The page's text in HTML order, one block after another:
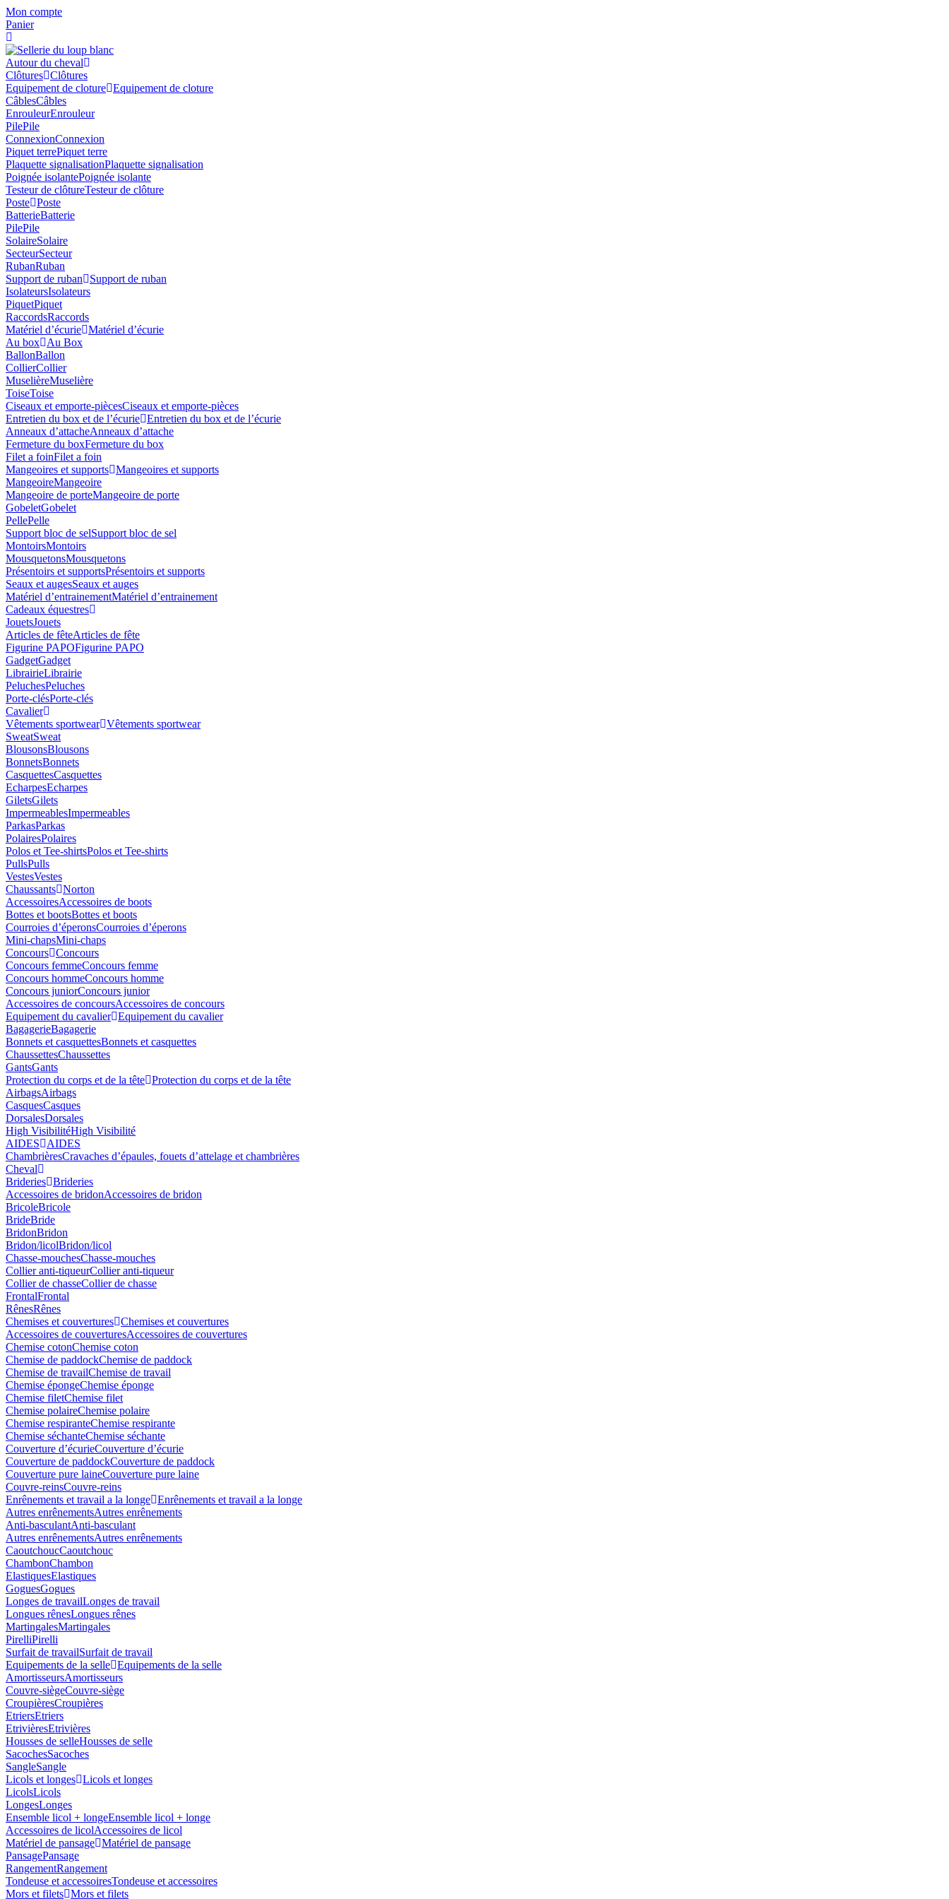
Skip
to
content
Mon compte
Panier
Autour du cheval
Clôtures Clôtures
Equipement de cloture Equipement de cloture
CâblesCâbles
EnrouleurEnrouleur
PilePile
ConnexionConnexion
Piquet terrePiquet terre
Plaquette signalisationPlaquette signalisation
Poignée isolantePoignée isolante
Testeur de clôtureTesteur de clôture
Poste Poste
BatterieBatterie
PilePile
SolaireSolaire
SecteurSecteur
RubanRuban
Support de ruban
Support de ruban
IsolateursIsolateurs
PiquetPiquet
RaccordsRaccords
Matériel d’écurie Matériel d’écurie
Au box
Au Box
BallonBallon
CollierCollier
MuselièreMuselière
ToiseToise
Ciseaux et emporte-piècesCiseaux et emporte-pièces
Entretien du box et de l’écurie Entretien du box et de l’écurie
Anneaux d’attacheAnneaux d’attache
Fermeture du boxFermeture du box
Filet a foinFilet a foin
Mangeoires et supports Mangeoires et supports
MangeoireMangeoire
Mangeoire de porteMangeoire de porte
GobeletGobelet
PellePelle
Support bloc de selSupport bloc de sel
MontoirsMontoirs
MousquetonsMousquetons
Présentoirs et supportsPrésentoirs et supports
Seaux et augesSeaux et auges
Matériel d’entrainementMatériel d’entrainement
Cadeaux équestres
JouetsJouets
Articles de fêteArticles de fête
Figurine PAPOFigurine PAPO
GadgetGadget
LibrairieLibrairie
PeluchesPeluches
Porte-clésPorte-clés
Cavalier
Vêtements sportwear Vêtements sportwear
SweatSweat
BlousonsBlousons
BonnetsBonnets
CasquettesCasquettes
EcharpesEcharpes
GiletsGilets
ImpermeablesImpermeables
ParkasParkas
PolairesPolaires
Polos et Tee-shirtsPolos et Tee-shirts
PullsPulls
VestesVestes
Chaussants Norton
AccessoiresAccessoires de boots
Bottes et bootsBottes et boots
Courroies d’éperonsCourroies d’éperons
Mini-chapsMini-chaps
Concours Concours
Concours femmeConcours femme
Concours hommeConcours homme
Concours juniorConcours junior
Accessoires de concoursAccessoires de concours
Equipement du cavalier Equipement du cavalier
BagagerieBagagerie
Bonnets et casquettesBonnets et casquettes
ChaussettesChaussettes
GantsGants
Protection du corps et de la tête Protection du corps et de la tête
AirbagsAirbags
CasquesCasques
DorsalesDorsales
High VisibilitéHigh Visibilité
AIDES
AIDES
ChambrièresCravaches d’épaules, fouets d’attelage et chambrières
Cheval
Brideries Brideries
Accessoires de bridonAccessoires de bridon
BricoleBricole
BrideBride
BridonBridon
Bridon/licolBridon/licol
Chasse-mouchesChasse-mouches
Collier anti-tiqueurCollier anti-tiqueur
Collier de chasseCollier de chasse
FrontalFrontal
RênesRênes
Chemises et couvertures Chemises et couvertures
Accessoires de couverturesAccessoires de couvertures
Chemise cotonChemise coton
Chemise de paddockChemise de paddock
Chemise de travailChemise de travail
Chemise épongeChemise éponge
Chemise filetChemise filet
Chemise polaireChemise polaire
Chemise respiranteChemise respirante
Chemise séchanteChemise séchante
Couverture d’écurieCouverture d’écurie
Couverture de paddockCouverture de paddock
Couverture pure laineCouverture pure laine
Couvre-reinsCouvre-reins
Enrênements et travail a la longe Enrênements et travail a la longe
Autres enrênementsAutres enrênements
Anti-basculantAnti-basculant
Autres enrênementsAutres enrênements
CaoutchoucCaoutchouc
ChambonChambon
ElastiquesElastiques
GoguesGogues
Longes de travailLonges de travail
Longues rênesLongues rênes
MartingalesMartingales
PirelliPirelli
Surfait de travailSurfait de travail
Equipements de la selle Equipements de la selle
AmortisseursAmortisseurs
Couvre-siègeCouvre-siège
CroupièresCroupières
EtriersEtriers
EtrivièresEtrivières
Housses de selleHousses de selle
SacochesSacoches
SangleSangle
Licols et longes Licols et longes
LicolsLicols
LongesLonges
Ensemble licol + longeEnsemble licol + longe
Accessoires de licolAccessoires de licol
Matériel de pansage Matériel de pansage
PansagePansage
RangementRangement
Tondeuse et accessoiresTondeuse et accessoires
Mors et filets Mors et filets